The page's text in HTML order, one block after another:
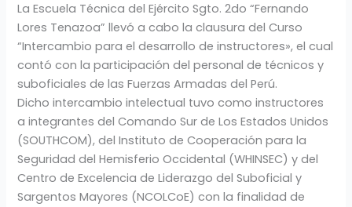
La Escuela Técnica del Ejército Sgto. 2do “Fernando
Lores Tenazoa” llevó a cabo la clausura del Curso
“Intercambio para el desarrollo de instructores», el cual
contó con la participación del personal de técnicos y
suboficiales de las Fuerzas Armadas del Perú.
Dicho intercambio intelectual tuvo como instructores
a integrantes del Comando Sur de Los Estados Unidos
(SOUTHCOM), del Instituto de Cooperación para la
Seguridad del Hemisferio Occidental (WHINSEC) y del
Centro de Excelencia de Liderazgo del Suboficial y
Sargentos Mayores (NCOLCoE) con la finalidad de